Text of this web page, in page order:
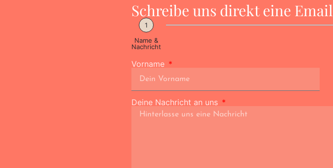
Schreibe uns direkt eine Email
1
Name &
Nachricht
Vorname
Deine Nachricht an uns